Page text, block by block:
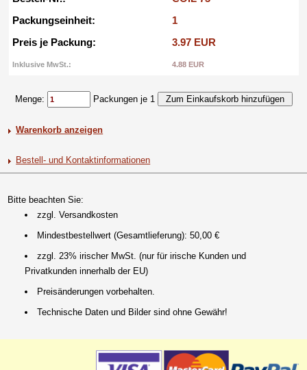
Packungseinheit:
1
Preis je Packung:
3.97 EUR
Inklusive MwSt.: 4.88 EUR
Menge: Packungen je 1
Warenkorb anzeigen
Bestell- und Kontaktinformationen
Bitte beachten Sie:
zzgl. Versandkosten
Mindestbestellwert (Gesamtlieferung): 50,00 €
zzgl. 23% irischer MwSt. (nur für irische Kunden und
Privatkunden innerhalb der EU)
Preisänderungen vorbehalten.
Technische Daten und Bilder sind ohne Gewähr!